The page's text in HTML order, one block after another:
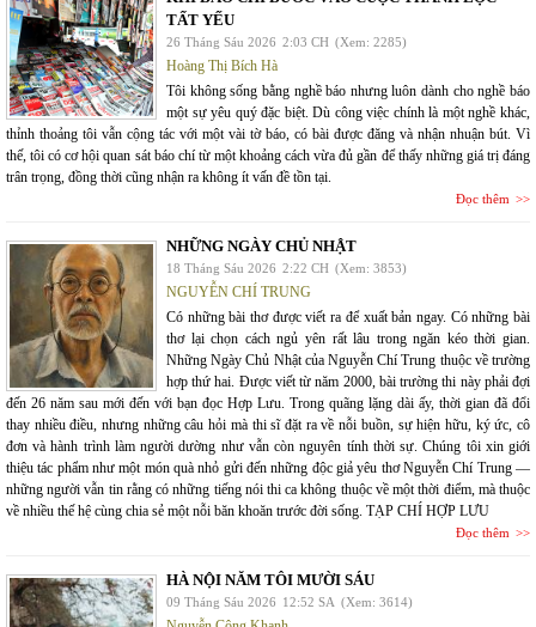
TẤT YẾU
26 Tháng Sáu 2026 2:03 CH (Xem: 2285)
Hoàng Thị Bích Hà
Tôi không sống bằng nghề báo nhưng luôn dành cho nghề báo
một sự yêu quý đặc biệt. Dù công việc chính là một nghề khác,
thỉnh thoảng tôi vẫn cộng tác với một vài tờ báo, có bài được đăng và nhận nhuận bút. Vì
thế, tôi có cơ hội quan sát báo chí từ một khoảng cách vừa đủ gần để thấy những giá trị đáng
trân trọng, đồng thời cũng nhận ra không ít vấn đề tồn tại.
Đọc thêm
NHỮNG NGÀY CHỦ NHẬT
18 Tháng Sáu 2026 2:22 CH (Xem: 3853)
NGUYỄN CHÍ TRUNG
Có những bài thơ được viết ra để xuất bản ngay. Có những bài
thơ lại chọn cách ngủ yên rất lâu trong ngăn kéo thời gian.
Những Ngày Chủ Nhật của Nguyễn Chí Trung thuộc về trường
hợp thứ hai. Được viết từ năm 2000, bài trường thi này phải đợi
đến 26 năm sau mới đến với bạn đọc Hợp Lưu. Trong quãng lặng dài ấy, thời gian đã đổi
thay nhiều điều, nhưng những câu hỏi mà thi sĩ đặt ra về nỗi buồn, sự hiện hữu, ký ức, cô
đơn và hành trình làm người dường như vẫn còn nguyên tính thời sự. Chúng tôi xin giới
thiệu tác phẩm như một món quà nhỏ gửi đến những độc giả yêu thơ Nguyễn Chí Trung —
những người vẫn tin rằng có những tiếng nói thi ca không thuộc về một thời điểm, mà thuộc
về nhiều thế hệ cùng chia sẻ một nỗi băn khoăn trước đời sống. TẠP CHÍ HỢP LƯU
Đọc thêm
HÀ NỘI NĂM TÔI MƯỜI SÁU
09 Tháng Sáu 2026 12:52 SA (Xem: 3614)